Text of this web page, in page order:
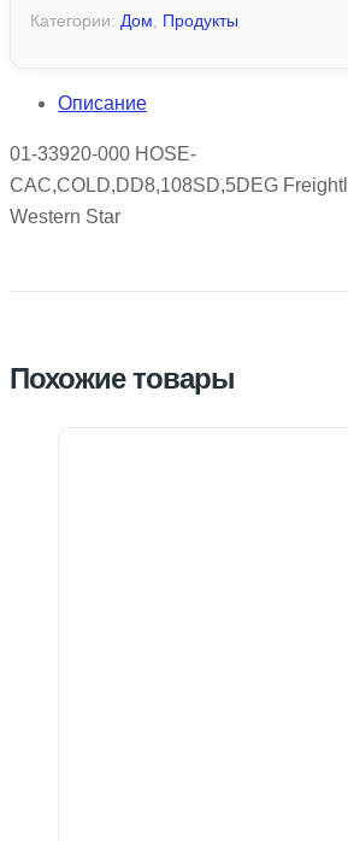
Категории: Дом Продукты
Описание
01-33920-000 HOSE-
CAC,COLD,DD8,108SD,5DEG
Western Star
Похожие товары